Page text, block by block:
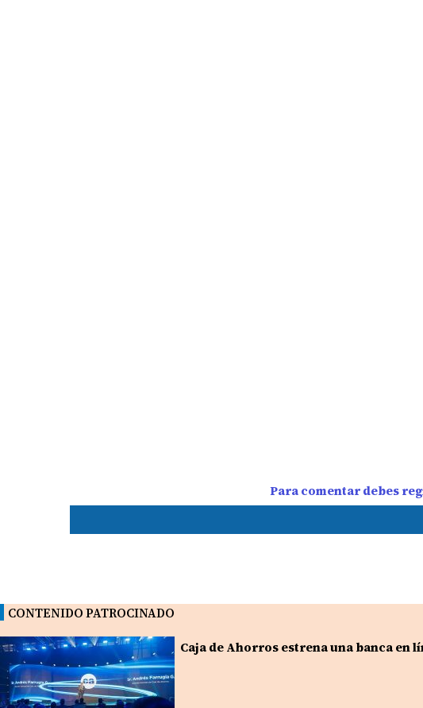
Para comentar debes
CONTENIDO PATROCINADO
Caja de Ahorros estrena una banca en